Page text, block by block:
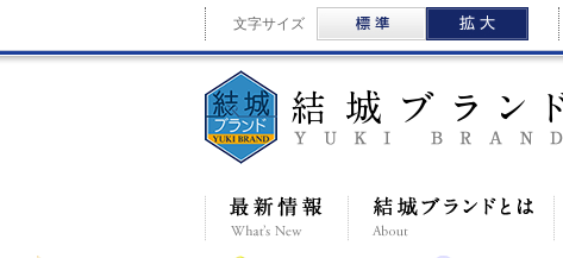
最新情報
文字サイズ 拡大